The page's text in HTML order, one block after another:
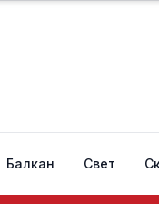
Балкан Свет